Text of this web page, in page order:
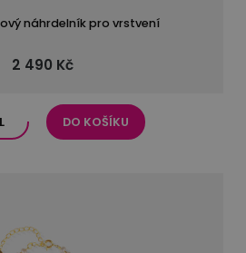
náhrdelník pro vrstvení
2 490 Kč
DO KOŠÍKU